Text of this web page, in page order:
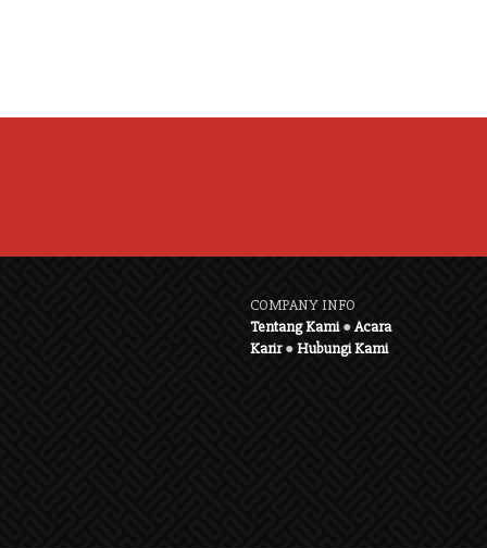
COMPANY INFO
Tentang Kami●Acara
Karir●Hubungi Kami